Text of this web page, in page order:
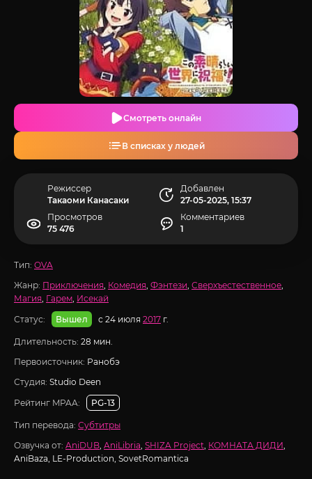
Смотреть онлайн
В списках у людей
Режиссер
Такаоми Канасаки
Добавлен
27-05-2025, 15:37
Просмотров
75 476
Комментариев
1
Тип: OVA
Жанр: Приключения, Комедия, Фэнтези, Сверхъестественное,
Магия, Гарем, Исекай
Статус:
Вышел с 24 июля 2017 г.
Длительность: 28 мин.
Первоисточник: Ранобэ
Студия: Studio Deen
Рейтинг MPAA:
PG-13
Тип перевода: Субтитры
Озвучка от: AniDUB, AniLibria, SHIZA Project, КОМНАТА ДИДИ,
AniBaza, LE-Production, SovetRomantica